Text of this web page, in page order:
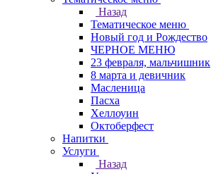
Назад
Тематическое меню
Новый год и Рождество
ЧЕРНОЕ МЕНЮ
23 февраля, мальчишник
8 марта и девичник
Масленица
Пасха
Хеллоуин
Октоберфест
Напитки
Услуги
Назад